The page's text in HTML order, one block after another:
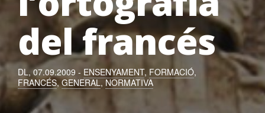
del francés
DL, 07.09.2009 - ENSENYAMENT, FORMACIÓ,
FRANCÉS, GENERAL, NORMATIVA